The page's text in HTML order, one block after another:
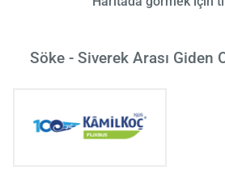
Söke - Siverek Arası Giden